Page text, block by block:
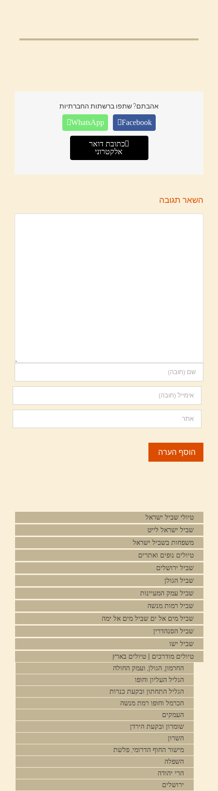
אהבתם? שתפו ברשתות החברתיות
Facebook
WhatsApp
כתובת דואר
אלקטרוני
השאר תגובה
טיולי שביל ישראל
שביל ישראל לייט
משפחות בשביל ישראל
טיולים נופים ואתרים
שביל ירושלים
שביל הגולן
שביל עמק המעיינות
שביל רמות מנשה
שביל מים אל ים שביל מים אל ימה
שביל הסנהדרין
שביל ישו
טיולים מודרכים | טיולים בארץ
החרמון, הגולן, ועמק החולה
הגליל העליון וחופו
הגליל התחתון ובקעת כנרות
הכרמל וחופו רמת מנשה
העמקים
שומרון ובקעת הירדן
השרון
מישור החוף הדרומי, פלשת
השפלה
הרי יהודה
ירושלים